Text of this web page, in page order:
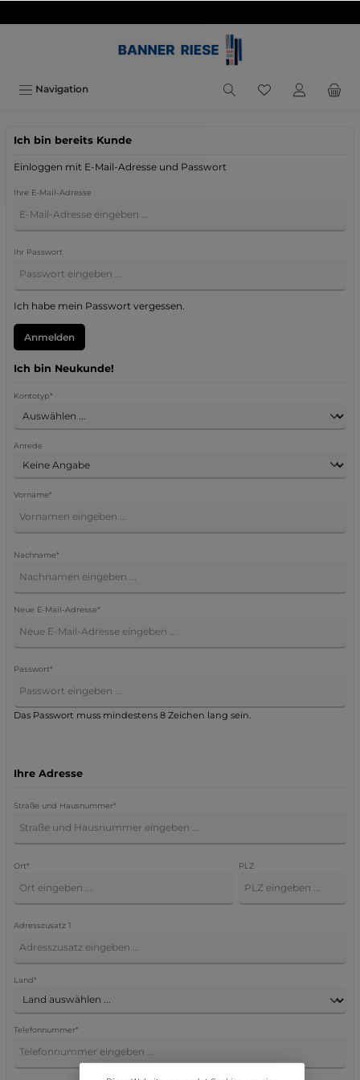
Navigation
Ich bin bereits Kunde
Einloggen mit E-Mail-Adresse und Passwort
Ihre E-Mail-Adresse
Ihr Passwort
Ich habe mein Passwort vergessen.
Anmelden
Ich bin Neukunde!
Persönliche Informationen
Kontotyp*
Anrede
Vorname*
Nachname*
Neue E-Mail-Adresse*
Passwort*
Das Passwort muss mindestens 8 Zeichen lang sein.
Ihre Adresse
Straße und Hausnummer*
Ort* PLZ
Adresszusatz 1
Land*
Telefonnummer*